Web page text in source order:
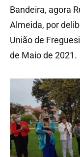
Bandeira, agora
Almeida, por
União de
de Maio de 2021.